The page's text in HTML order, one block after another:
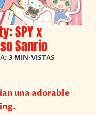
SPY x
Sanrio
3 MIN•VISTAS
una adorable